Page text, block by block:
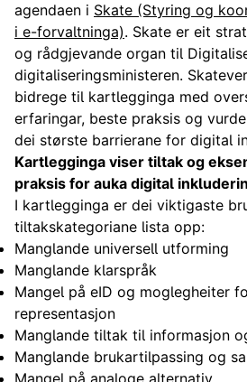
agendaen i Skate (Styring og
i e-forvaltninga). Skate er eit
og rådgjevande organ til
digitaliseringsministeren.
bidrege til kartlegginga med
erfaringar, beste praksis og
dei største barrierane for digital
Kartlegginga viser tiltak og
praksis for auka digital
I kartlegginga er dei viktigaste
tiltakskategoriane lista opp:
Manglande universell utforming
Manglande klarspråk
Mangel på eID og moglegheiter
representasjon
Manglande tiltak til informasjon
Manglande brukartilpassing og
Mangel på analoge alternativ